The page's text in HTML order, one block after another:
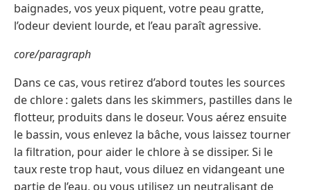
baignades, vos yeux piquent, votre peau gratte,
l’odeur devient lourde, et l’eau paraît agressive.
core/paragraph
Dans ce cas, vous retirez d’abord toutes les sources
de chlore : galets dans les skimmers, pastilles dans le
flotteur, produits dans le doseur. Vous aérez ensuite
le bassin, vous enlevez la bâche, vous laissez tourner
la filtration, pour aider le chlore à se dissiper. Si le
taux reste trop haut, vous diluez en vidangeant une
partie de l’eau, ou vous utilisez un neutralisant de